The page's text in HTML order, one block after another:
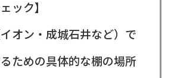
ック】
オン・成城石井など）で
ための具体的な棚の場所